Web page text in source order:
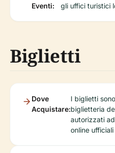
Eventi:
gli uffici turistici
Biglietti
Dove
Acquistare:
I biglietti
biglietteria
autorizzati
online ufficiali